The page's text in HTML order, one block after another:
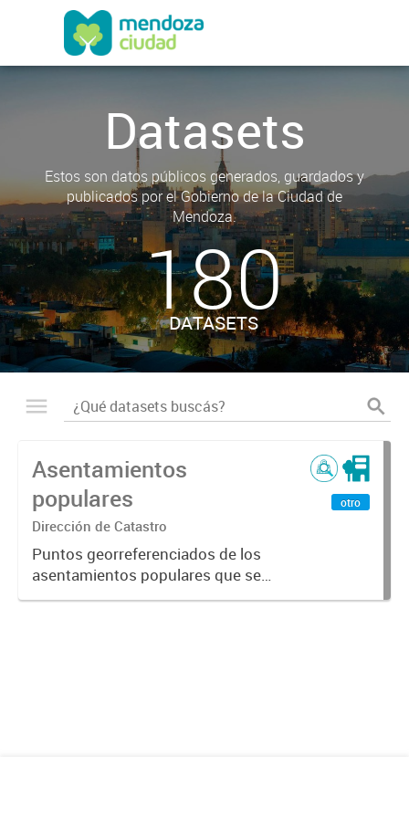
Datasets
Estos son datos públicos generados, guardados y
publicados por el Gobierno de la Ciudad de
Mendoza.
180
DATASETS
Asentamientos
populares
Dirección de Catastro
Puntos georreferenciados de los
asentamientos populares que se
encuentran en la Ciudad de
otro